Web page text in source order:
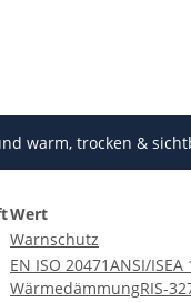
warm, trocken &
Wert
Warnschutz
EN ISO 20471ANSI/ISEA
WärmedämmungRIS-